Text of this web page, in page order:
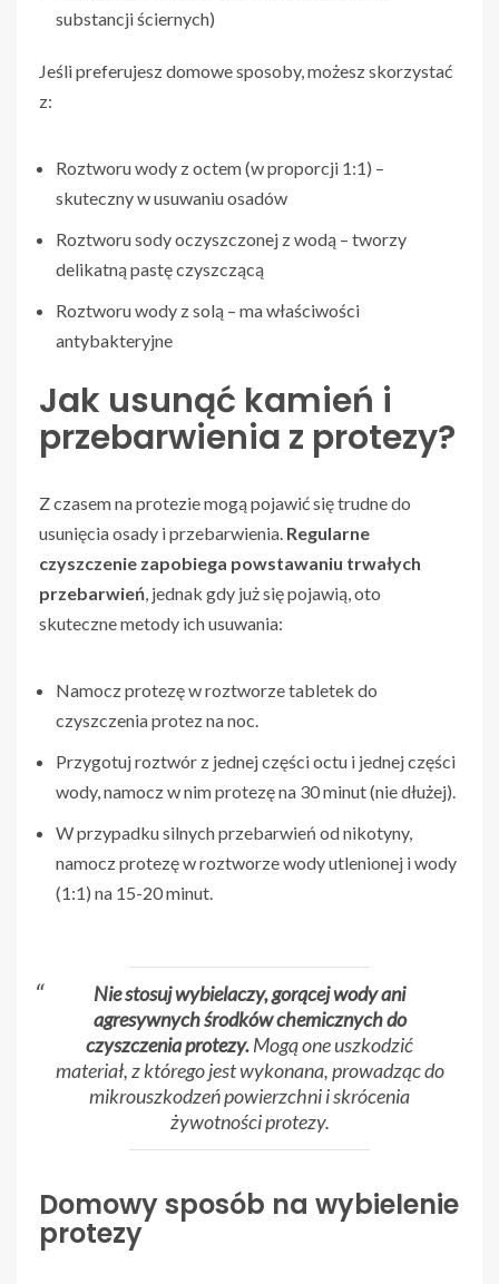
substancji ściernych)
Jeśli preferujesz domowe sposoby, możesz skorzystać
z:
Roztworu wody z octem (w proporcji 1:1) –
skuteczny w usuwaniu osadów
Roztworu sody oczyszczonej z wodą – tworzy
delikatną pastę czyszczącą
Roztworu wody z solą – ma właściwości
antybakteryjne
Jak usunąć kamień i
przebarwienia z protezy?
Z czasem na protezie mogą pojawić się trudne do
usunięcia osady i przebarwienia. Regularne
czyszczenie zapobiega powstawaniu trwałych
przebarwień , jednak gdy już się pojawią, oto
skuteczne metody ich usuwania:
Namocz protezę w roztworze tabletek do
czyszczenia protez na noc.
Przygotuj roztwór z jednej części octu i jednej części
wody, namocz w nim protezę na 30 minut (nie dłużej).
W przypadku silnych przebarwień od nikotyny,
namocz protezę w roztworze wody utlenionej i wody
(1:1) na 15-20 minut.
Nie stosuj wybielaczy, gorącej wody ani
agresywnych środków chemicznych do
czyszczenia protezy.Mogą one uszkodzić
materiał, z którego jest wykonana, prowadząc do
mikrouszkodzeń powierzchni i skrócenia
żywotności protezy.
Domowy sposób na wybielenie
protezy